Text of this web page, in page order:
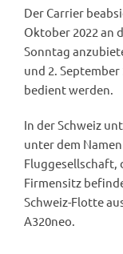
Der Carrier
Oktober 2022 an
Sonntag
und 2.
bedient werden.
In der Schweiz
unter dem
Fluggesellschaft,
Firmensitz
Schweiz-Flotte
A320neo.